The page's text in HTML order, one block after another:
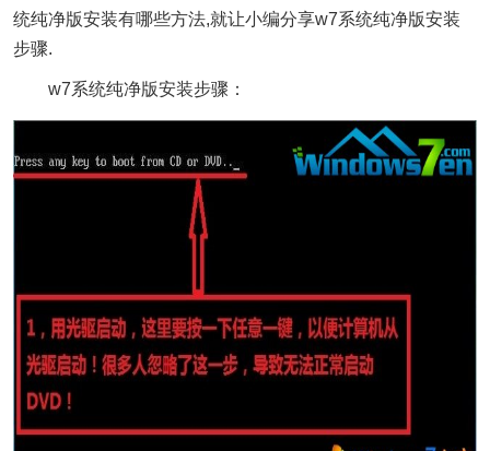
统纯净版安装有哪些方法,就让小编分享w7系统纯净版安装
步骤.
w7系统纯净版安装步骤：